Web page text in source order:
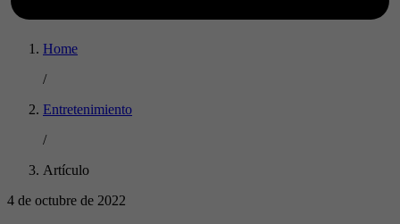
Home
/
Entretenimiento
/
Artículo
4 de octubre de 2022